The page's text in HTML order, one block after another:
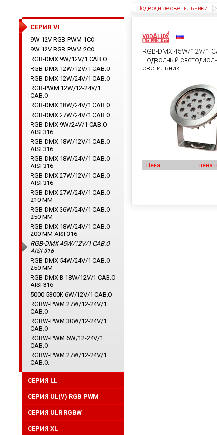
Подводные светильники
RGB-DMX 45W/12V/1
Подводный
светильник
Цена цена
CЕРИЯ VI
9W 12V RGB-PWM 1CO
9W 12V RGB-PWM 2CO
RGB-DMX 9W/12V/1 CAB.O
RGB-DMX 12W/12V/1 CAB.O
RGB-DMX 12W/24V/1 CAB.O
RGB-PWM 12W/12-24V/1
CAB.O
RGB-DMX 18W/24V/1 CAB.O
RGB-DMX 27W/24V/1 CAB.O
RGB-DMX 9W/24V/1 CAB.O
AISI 316
RGB-DMX 18W/12V/1 CAB.O
AISI 316
RGB-DMX 18W/24V/1 CAB.O
AISI 316
RGB-DMX 27W/12V/1 CAB.O
AISI 316
RGB-DMX 27W/24V/1 CAB.O
210 ММ
RGB-DMX 36W/24V/1 CAB.O
250 ММ
RGB-DMX 18W/24V/1 CAB.O
200 ММ AISI 316
RGB-DMX 45W/12V/1 CAB.O
AISI 316
RGB-DMX 54W/24V/1 CAB.O
250 ММ
RGB-DMX B 18W/12V/1 CAB.O
AISI 316
5000-5300K 6W/12V/1 CAB.O
RGBW-PWM 27W/12-24V/1
CAB.O
RGBW-PWM 30W/12-24V/1
CAB.O
RGBW-PWM 6W/12-24V/1
CAB.O
RGBW-PWM 27W/12-24V/1
CAB.O.
СЕРИЯ LL
СЕРИЯ UL(V) RGB PWM
СЕРИЯ ULR RGBW
CЕРИЯ XL